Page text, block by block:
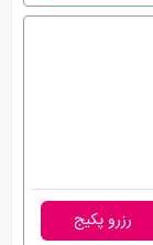
رزرو پکیج